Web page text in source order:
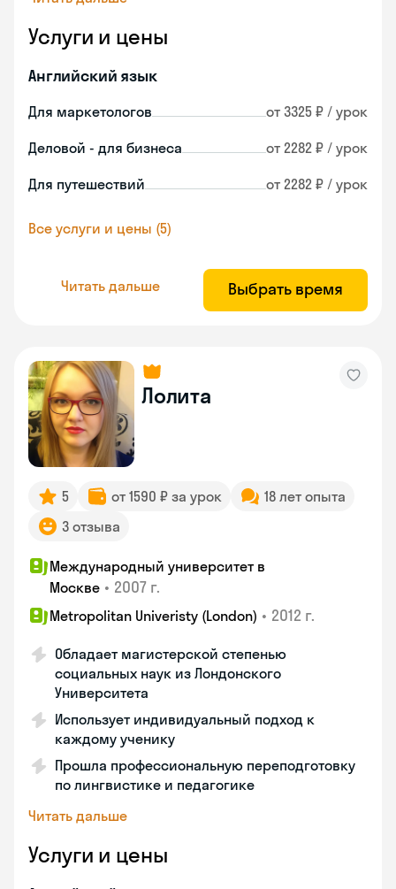
Услуги и цены
Английский язык
Для маркетологов от 3325 ₽ / урок
Деловой - для бизнеса от 2282 ₽ / урок
Для путешествий от 2282 ₽ / урок
Все услуги и цены (5)
Читать дальше Выбрать время
Лолита
5 от 1590 ₽ за урок
18 лет опыта
3 отзыва
Международный университет в
Москве • 2007 г.
Metropolitan Univeristy (London) • 2012 г.
Обладает магистерской степенью
социальных наук из Лондонского
Университета
Использует индивидуальный подход к
каждому ученику
Прошла профессиональную переподготовку
по лингвистике и педагогике
Читать дальше
Услуги и цены